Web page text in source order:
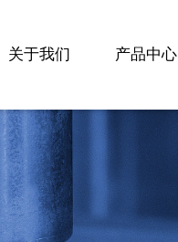
关于我们 产品中心